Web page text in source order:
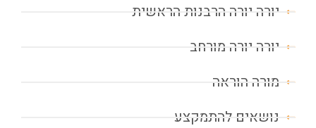
יורה יורה הרבנות הראשית
יורה יורה מורחב
מורה הוראה
נושאים להתמקצע